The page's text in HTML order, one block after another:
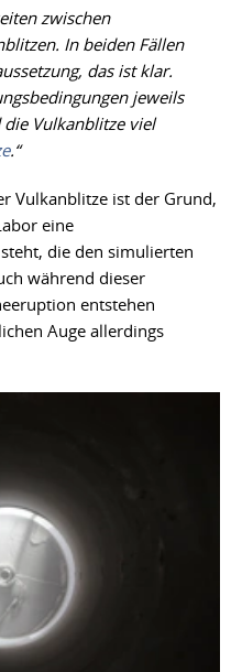
zwischen
In beiden Fällen
das ist klar.
jeweils
Vulkanblitze viel
.“
Vulkanblitze ist der Grund,
eine
die den simulierten
während dieser
entstehen
Auge allerdings